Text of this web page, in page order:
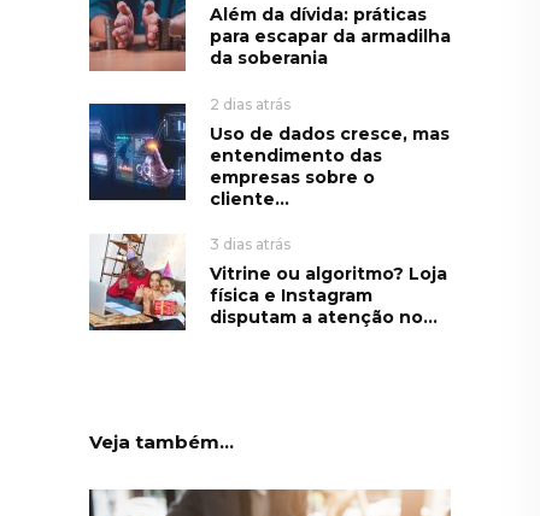
Além da dívida: práticas
para escapar da armadilha
da soberania
2 dias atrás
Uso de dados cresce, mas
entendimento das
empresas sobre o
cliente...
3 dias atrás
Vitrine ou algoritmo? Loja
física e Instagram
disputam a atenção no...
Veja também...